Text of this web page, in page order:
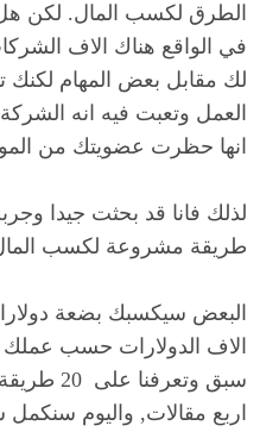
الطرق لكسب المال. لكن هل
في الواقع هناك الاف
لك مقابل بعض المهام لكنك
العمل وتعبت فيه انه
انها حظرت عضويتك من
طريقة مشروعة لكسب
البعض سيكسبك بضعة
الاف الدولارات حسب عملك
سبق